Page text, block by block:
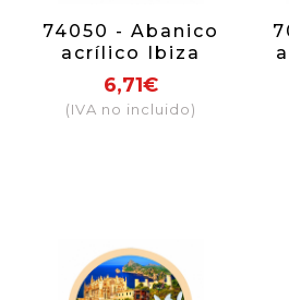
74050 - Abanico
acrílico Ibiza
6,71€
(IVA no incluido)